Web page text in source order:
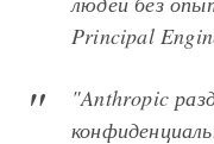
Principal
"Anthropic